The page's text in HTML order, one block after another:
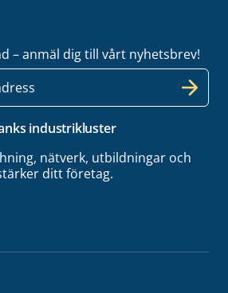
– anmäl dig till vårt nyhetsbrev!
industrikluster
nätverk, utbildningar och
ditt företag.